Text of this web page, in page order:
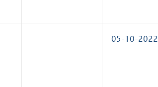
05-10-2022